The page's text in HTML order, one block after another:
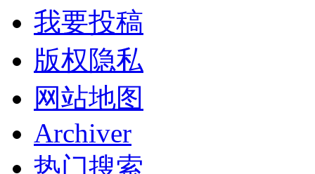
我要投稿
版权隐私
网站地图
Archiver
热门搜索